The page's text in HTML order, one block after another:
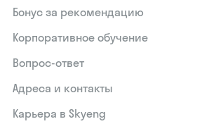
Бонус за рекомендацию
Корпоративное обучение
Вопрос-ответ
Адреса и контакты
Карьера в Skyeng